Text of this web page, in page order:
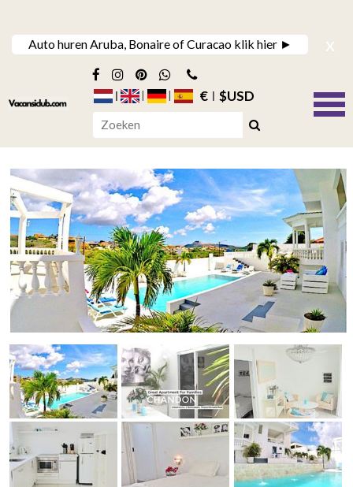
Auto huren Aruba, Bonaire of Curacao klik hier ► x
€ $USD